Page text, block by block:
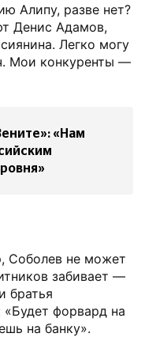
Алипу, разве нет?
Денис Адамов,
Легко могу
Мои конкуренты —
«Нам
Соболев не может
забивает —
братья
«Будет форвард на
на банку».